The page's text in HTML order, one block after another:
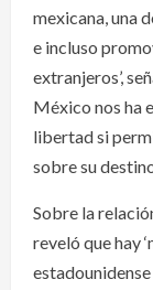
mexicana, una
e incluso
extranjeros’,
México nos ha
libertad si
sobre su
Sobre la
reveló que hay